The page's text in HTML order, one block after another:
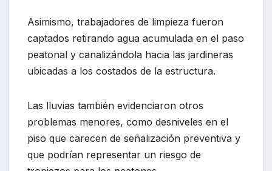
Asimismo, trabajadores de limpieza fueron
captados retirando agua acumulada en el paso
peatonal y canalizándola hacia las jardineras
ubicadas a los costados de la estructura.
Las lluvias también evidenciaron otros
problemas menores, como desniveles en el
piso que carecen de señalización preventiva y
que podrían representar un riesgo de